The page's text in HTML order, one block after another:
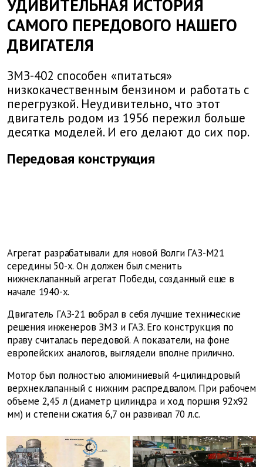
УДИВИТЕЛЬНАЯ ИСТОРИЯ
САМОГО ПЕРЕДОВОГО НАШЕГО
ДВИГАТЕЛЯ
ЗМЗ-402 способен «питаться»
низкокачественным бензином и работать с
перегрузкой. Неудивительно, что этот
двигатель родом из 1956 пережил больше
десятка моделей. И его делают до сих пор.
Передовая конструкция
Агрегат разрабатывали для новой Волги ГАЗ-М21
середины 50-х. Он должен был сменить
нижнеклапанный агрегат Победы, созданный еще в
начале 1940-х.
Двигатель ГАЗ-21 вобрал в себя лучшие технические
решения инженеров ЗМЗ и ГАЗ. Его конструкция по
праву считалась передовой. А показатели, на фоне
европейских аналогов, выглядели вполне прилично.
Мотор был полностью алюминиевый 4-цилиндровый
верхнеклапанный с нижним распредвалом. При рабочем
объеме 2,45 л (диаметр цилиндра и ход поршня 92х92
мм) и степени сжатия 6,7 он развивал 70 л.с.